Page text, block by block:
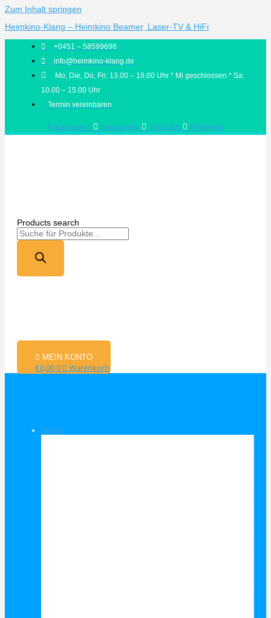
Zum Inhalt springen
Heimkino-Klang – Heimkino Beamer, Laser-TV & HiFi
+0451 – 58599696
info@heimkino-klang.de
Mo, Die, Do, Fri: 13.00 – 19.00 Uhr * Mi geschlossen * Sa:
10.00 – 15.00 Uhr
Termin vereinbaren
Facebook-f Instagram Youtube Pinterest
Products search
MEIN KONTO
€0,000 Warenkorb
Shop